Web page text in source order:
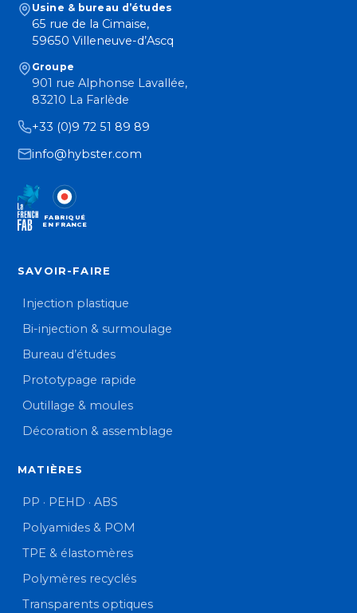
Usine & bureau d’études
65 rue de la Cimaise,
59650 Villeneuve-d’Ascq
Groupe
901 rue Alphonse Lavallée,
83210 La Farlède
+33 (0)9 72 51 89 89
info@hybster.com
FABRIQUÉ
EN FRANCE
SAVOIR-FAIRE
Injection plastique
Bi-injection & surmoulage
Bureau d’études
Prototypage rapide
Outillage & moules
Décoration & assemblage
MATIÈRES
PP · PEHD · ABS
Polyamides & POM
TPE & élastomères
Polymères recyclés
Transparents optiques